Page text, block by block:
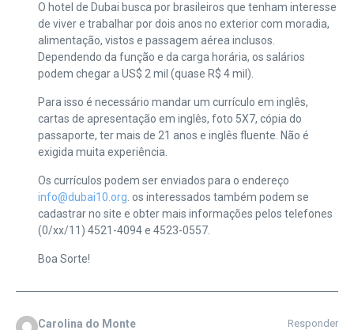
O hotel de Dubai busca por brasileiros que tenham interesse
de viver e trabalhar por dois anos no exterior com moradia,
alimentação, vistos e passagem aérea inclusos.
Dependendo da função e da carga horária, os salários
podem chegar a US$ 2 mil (quase R$ 4 mil).
Para isso é necessário mandar um currículo em inglês,
cartas de apresentação em inglês, foto 5X7, cópia do
passaporte, ter mais de 21 anos e inglês fluente. Não é
exigida muita experiência.
Os currículos podem ser enviados para o endereço
info@dubai10.org. os interessados também podem se
cadastrar no site e obter mais informações pelos telefones
(0/xx/11) 4521-4094 e 4523-0557.
Boa Sorte!
Carolina do Monte Responder